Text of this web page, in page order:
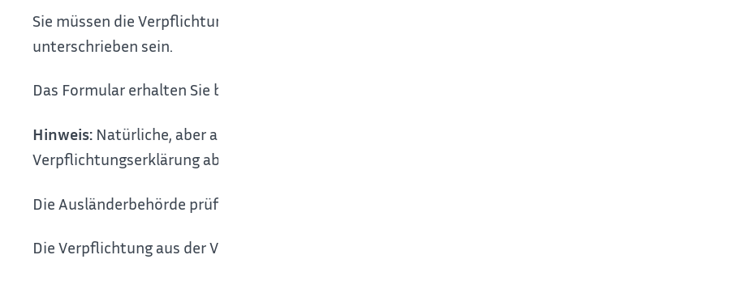
Sie müssen die Verpflichtungserklärung schriftlich bei der Ausländerbehörde abgeben. Die Erklärung
unterschrieben sein.
Das Formular erhalten Sie bei der zuständigen Stelle.
Hinweis: Natürliche, aber auch juristische Personen wie beispielsweise Firmen oder karitative Vereine
Verpflichtungserklärung abgeben.
Die Ausländerbehörde prüft im Rahmen des Verfahrens Ihre Bonität.
Die Verpflichtung aus der Verpflichtungserklärung ist vollstreckbar.